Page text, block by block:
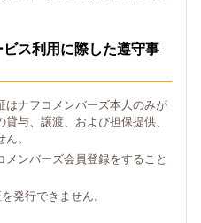
ス利用に際した遵守事
はナフコメンバーズ本人のみが
与、譲渡、および担保提供、
。
ンバーズ会員登録をすること
発行できません。